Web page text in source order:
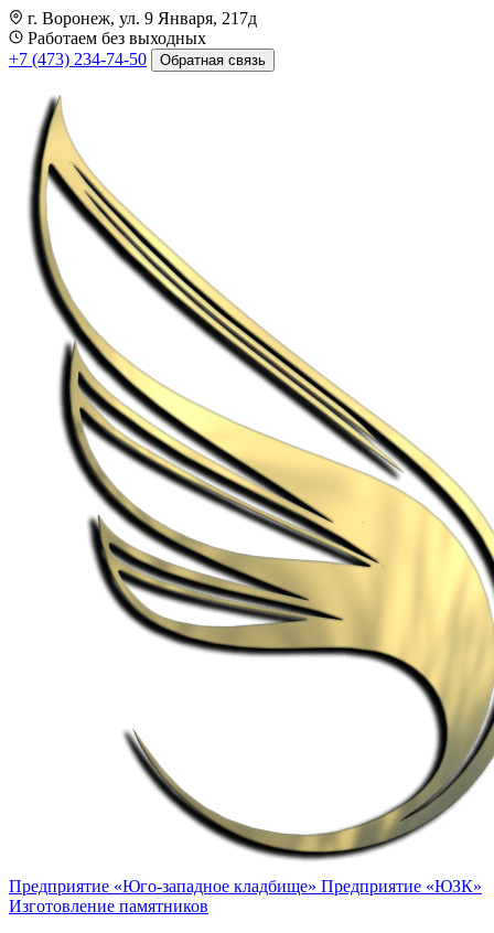
г. Воронеж, ул. 9 Января, 217д
Работаем без выходных
+7 (473) 234-74-50
Обратная связь
Предприятие «Юго-западное кладбище» Предприятие «ЮЗК»
Изготовление памятников